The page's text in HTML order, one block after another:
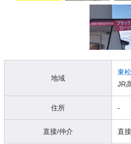
地域
東
JR
住所 -
直接/仲介 直接